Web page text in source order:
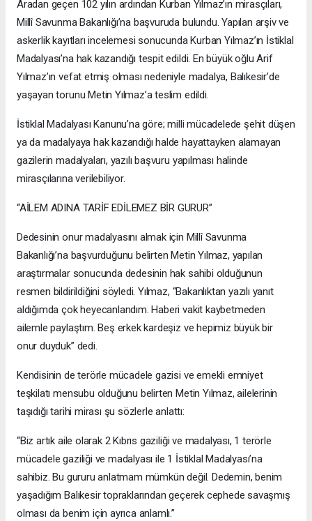
Aradan geçen 102 yılın ardından Kurban Yılmaz’ın mirasçıları,
Millî Savunma Bakanlığı’na başvuruda bulundu. Yapılan arşiv ve
askerlik kayıtları incelemesi sonucunda Kurban Yılmaz’ın İstiklal
Madalyası’na hak kazandığı tespit edildi. En büyük oğlu Arif
Yılmaz’ın vefat etmiş olması nedeniyle madalya, Balıkesir’de
yaşayan torunu Metin Yılmaz’a teslim edildi.
İstiklal Madalyası Kanunu’na göre; milli mücadelede şehit düşen
ya da madalyaya hak kazandığı halde hayattayken alamayan
gazilerin madalyaları, yazılı başvuru yapılması halinde
mirasçılarına verilebiliyor.
“AİLEM ADINA TARİF EDİLEMEZ BİR GURUR”
Dedesinin onur madalyasını almak için Millî Savunma
Bakanlığı’na başvurduğunu belirten Metin Yılmaz, yapılan
araştırmalar sonucunda dedesinin hak sahibi olduğunun
resmen bildirildiğini söyledi. Yılmaz, “Bakanlıktan yazılı yanıt
aldığımda çok heyecanlandım. Haberi vakit kaybetmeden
ailemle paylaştım. Beş erkek kardeşiz ve hepimiz büyük bir
onur duyduk” dedi.
Kendisinin de terörle mücadele gazisi ve emekli emniyet
teşkilatı mensubu olduğunu belirten Metin Yılmaz, ailelerinin
taşıdığı tarihi mirası şu sözlerle anlattı:
“Biz artık aile olarak 2 Kıbrıs gaziliği ve madalyası, 1 terörle
mücadele gaziliği ve madalyası ile 1 İstiklal Madalyası’na
sahibiz. Bu gururu anlatmam mümkün değil. Dedemin, benim
yaşadığım Balıkesir topraklarından geçerek cephede savaşmış
olması da benim için ayrıca anlamlı.”